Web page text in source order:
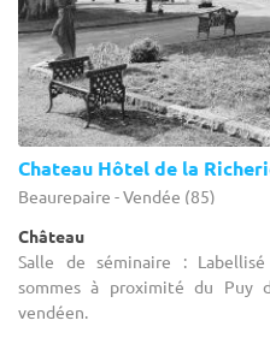
Chateau Hôtel de la
Beaurepaire - Vendée (85)
Château
Salle de séminaire :
sommes à proximité du
vendéen.